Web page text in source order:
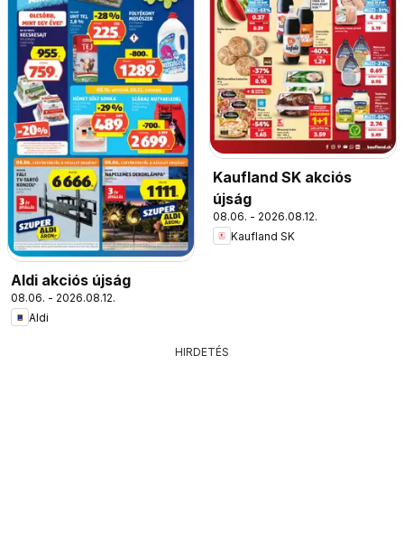
Aldi akciós újság
08.06. - 2026.08.12.
Aldi
Kaufland SK akciós
újság
08.06. - 2026.08.12.
Kaufland SK
HIRDETÉS